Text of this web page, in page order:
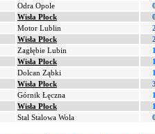
Odra Opole
Wisła Płock
Motor Lublin
Wisła Płock
Zagłębie Lubin
Wisła Płock
Dolcan Ząbki
Wisła Płock
Górnik Łęczna
Wisła Płock
Stal Stalowa Wola